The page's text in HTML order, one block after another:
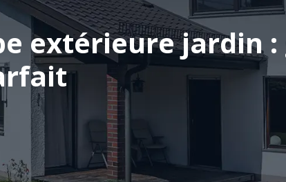
extérieure jardin